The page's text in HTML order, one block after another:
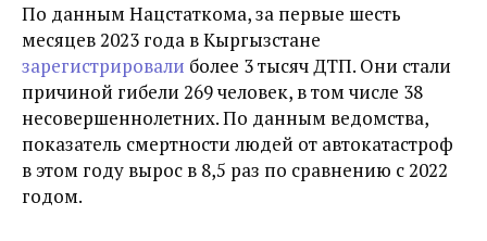
По данным Нацстаткома, за первые шесть
месяцев 2023 года в Кыргызстане
зарегистрировали более 3 тысяч ДТП. Они стали
причиной гибели 269 человек, в том числе 38
несовершеннолетних. По данным ведомства,
показатель смертности людей от автокатастроф
в этом году вырос в 8,5 раз по сравнению с 2022
годом.